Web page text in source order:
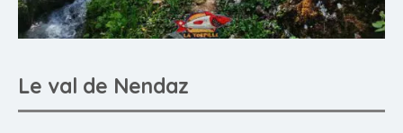
Le val de Nendaz